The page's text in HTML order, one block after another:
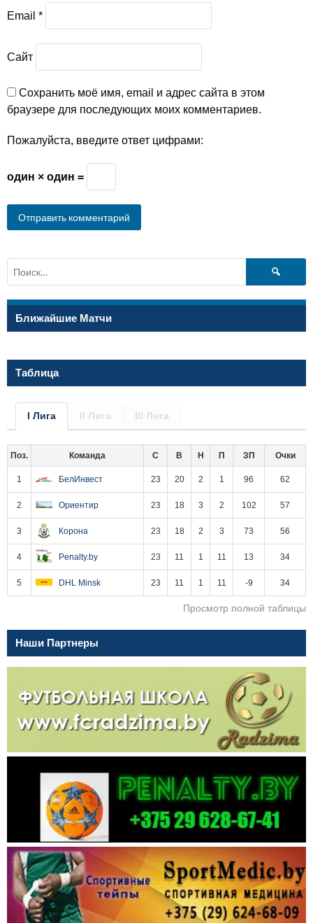
Email *
Сайт
Сохранить моё имя, email и адрес сайта в этом
браузере для последующих моих комментариев.
Пожалуйста, введите ответ цифрами:
один × один =
Найти:
Ближайшие Матчи
Таблица
I Лига II Лига III Лига
Поз. Команда С В Н П ЗП Очки
1 БелИнвест 23 20 2 1 96 62
2 Ориентир 23 18 3 2 102 57
3 Корона 23 18 2 3 73 56
4 Penalty.by 23 11 1 11 13 34
5 DHL Minsk 23 11 1 11 -9 34
Просмотр полной таблицы
Наши Партнеры